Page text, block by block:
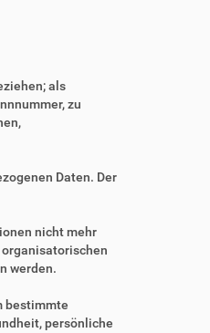
als
zu
Daten. Der
nicht mehr
werden.
bestimmte
persönliche